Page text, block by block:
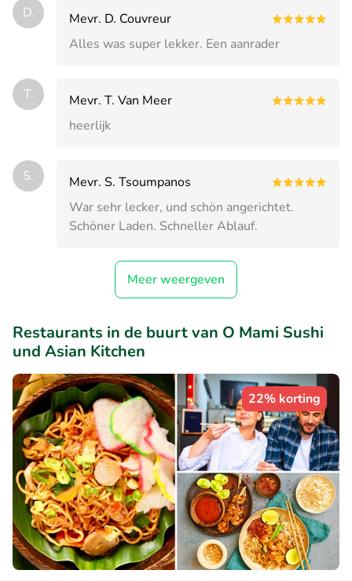
D.
Mevr. D. Couvreur
Alles was super lekker. Een aanrader
T.
Mevr. T. Van Meer
heerlijk
S.
Mevr. S. Tsoumpanos
War sehr lecker, und schön angerichtet.
Schöner Laden. Schneller Ablauf.
Meer weergeven
Restaurants in de buurt van O Mami Sushi
und Asian Kitchen
22% korting